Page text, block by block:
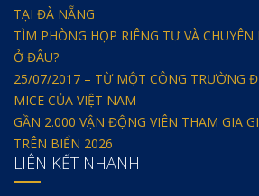
TẠI ĐÀ NẴNG
TÌM PHÒNG HỌP RIÊNG TƯ VÀ
Ở ĐÂU?
25/07/2017 – TỪ MỘT CÔNG TRƯỜNG
MICE CỦA VIỆT NAM
GẦN 2.000 VẬN ĐỘNG VIÊN THAM GIA
TRÊN BIỂN 2026
LIÊN KẾT NHANH